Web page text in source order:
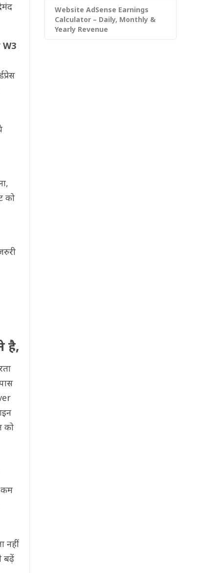
W3
को
है,
को
कम
नहीं
बढ़ें
Website AdSense Earnings
Calculator – Daily, Monthly &
Yearly Revenue